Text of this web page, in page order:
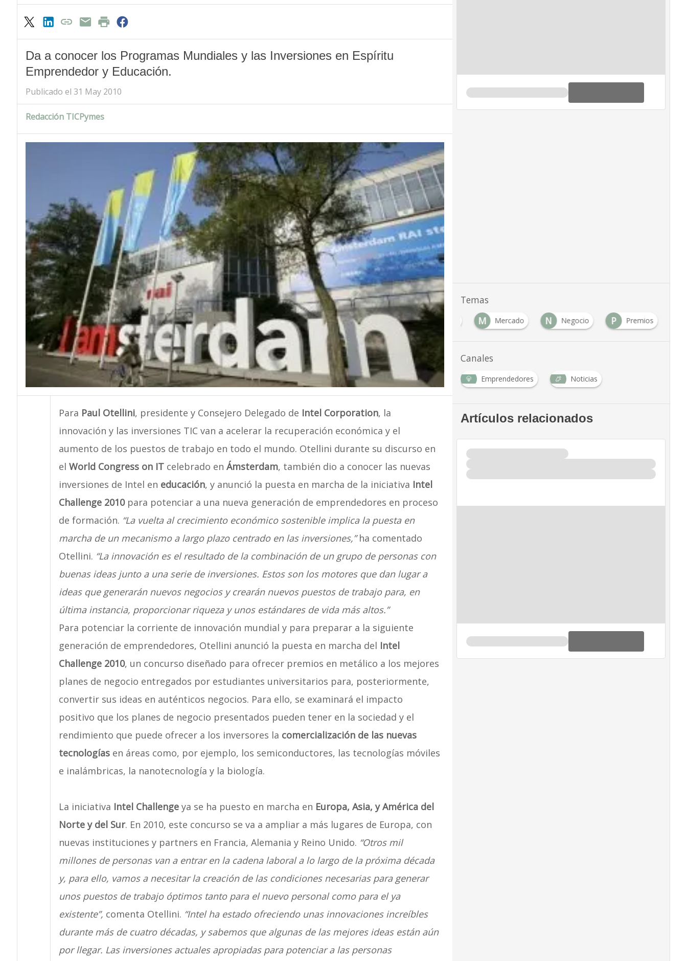
Da a conocer los Programas Mundiales y las Inversiones en Espíritu
Emprendedor y Educación.
Publicado el 31 May 2010
Redacción TICPymes
Para Paul Otellini, presidente y Consejero Delegado de Intel Corporation, la
innovación y las inversiones TIC van a acelerar la recuperación económica y el
aumento de los puestos de trabajo en todo el mundo. Otellini durante su discurso en
el World Congress on ITcelebrado en Ámsterdam, también dio a conocer las nuevas
inversiones de Intel en educación, y anunció la puesta en marcha de la iniciativa Intel
Challenge 2010para potenciar a una nueva generación de emprendedores en proceso
de formación. “La vuelta al crecimiento económico sostenible implica la puesta en
marcha de un mecanismo a largo plazo centrado en las inversiones,”ha comentado
Otellini. “La innovación es el resultado de la combinación de un grupo de personas con
buenas ideas junto a una serie de inversiones. Estos son los motores que dan lugar a
ideas que generarán nuevos negocios y crearán nuevos puestos de trabajo para, en
última instancia, proporcionar riqueza y unos estándares de vida más altos.”
Para potenciar la corriente de innovación mundial y para preparar a la siguiente
generación de emprendedores, Otellini anunció la puesta en marcha del Intel
Challenge 2010, un concurso diseñado para ofrecer premios en metálico a los mejores
planes de negocio entregados por estudiantes universitarios para, posteriormente,
convertir sus ideas en auténticos negocios. Para ello, se examinará el impacto
positivo que los planes de negocio presentados pueden tener en la sociedad y el
rendimiento que puede ofrecer a los inversores la comercialización de las nuevas
tecnologíasen áreas como, por ejemplo, los semiconductores, las tecnologías móviles
e inalámbricas, la nanotecnología y la biología.
La iniciativa Intel Challengeya se ha puesto en marcha en Europa, Asia, y América del
Norte y del Sur. En 2010, este concurso se va a ampliar a más lugares de Europa, con
nuevas instituciones y partners en Francia, Alemania y Reino Unido. “Otros mil
millones de personas van a entrar en la cadena laboral a lo largo de la próxima década
y, para ello, vamos a necesitar la creación de las condiciones necesarias para generar
unos puestos de trabajo óptimos tanto para el nuevo personal como para el ya
existente”, comenta Otellini. “Intel ha estado ofreciendo unas innovaciones increíbles
durante más de cuatro décadas, y sabemos que algunas de las mejores ideas están aún
por llegar. Las inversiones actuales apropiadas para potenciar a las personas
Temas
E
Emprendedores M Mercado N Negocio P Premios
Canales
Emprendedores Noticias
Artículos relacionados